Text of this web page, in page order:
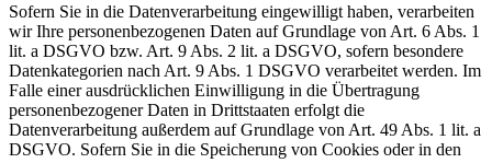
Sofern Sie in die Datenverarbeitung eingewilligt haben, verarbeiten
wir Ihre personenbezogenen Daten auf Grundlage von Art. 6 Abs. 1
lit. a DSGVO bzw. Art. 9 Abs. 2 lit. a DSGVO, sofern besondere
Datenkategorien nach Art. 9 Abs. 1 DSGVO verarbeitet werden. Im
Falle einer ausdrücklichen Einwilligung in die Übertragung
personenbezogener Daten in Drittstaaten erfolgt die
Datenverarbeitung außerdem auf Grundlage von Art. 49 Abs. 1 lit. a
DSGVO. Sofern Sie in die Speicherung von Cookies oder in den